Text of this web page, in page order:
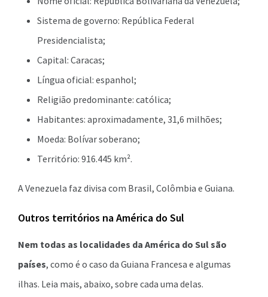
Sistema de governo: República Federal
Presidencialista;
Capital: Caracas;
Língua oficial: espanhol;
Religião predominante: católica;
Habitantes: aproximadamente, 31,6 milhões;
Moeda: Bolívar soberano;
Território: 916.445 km².
A Venezuela faz divisa com Brasil, Colômbia e Guiana.
Outros territórios na América do Sul
Nem todas as localidades da América do Sul são
países, como é o caso da Guiana Francesa e algumas
ilhas. Leia mais, abaixo, sobre cada uma delas.